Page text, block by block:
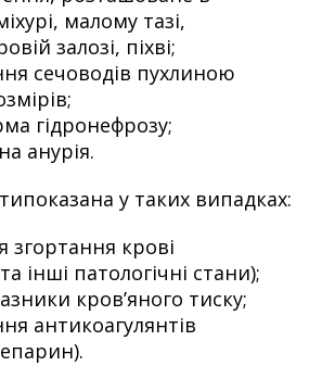
малому тазі,
залозі, піхві;
сечоводів пухлиною
гідронефрозу;
анурія.
у таких випадках:
згортання крові
інші патологічні стани);
кров’яного тиску;
антикоагулянтів